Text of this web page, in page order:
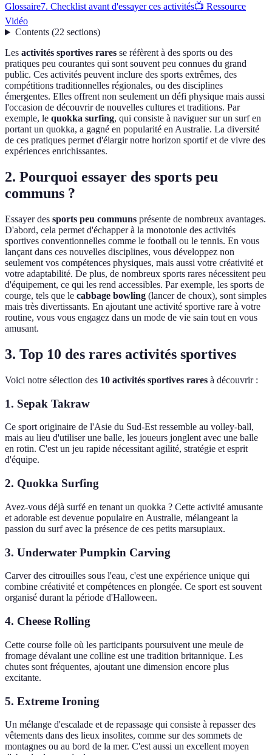
Glossaire7. Checklist avant d'essayer ces activités📺 Ressource
Vidéo
Contents(22 sections)
Les activités sportives rares se réfèrent à des sports ou des
pratiques peu courantes qui sont souvent peu connues du grand
public. Ces activités peuvent inclure des sports extrêmes, des
compétitions traditionnelles régionales, ou des disciplines
émergentes. Elles offrent non seulement un défi physique mais aussi
l'occasion de découvrir de nouvelles cultures et traditions. Par
exemple, le quokka surfing, qui consiste à naviguer sur un surf en
portant un quokka, a gagné en popularité en Australie. La diversité
de ces pratiques permet d'élargir notre horizon sportif et de vivre des
expériences enrichissantes.
2. Pourquoi essayer des sports peu
communs ?
Essayer des sports peu communs présente de nombreux avantages.
D'abord, cela permet d'échapper à la monotonie des activités
sportives conventionnelles comme le football ou le tennis. En vous
lançant dans ces nouvelles disciplines, vous développez non
seulement vos compétences physiques, mais aussi votre créativité et
votre adaptabilité. De plus, de nombreux sports rares nécessitent peu
d'équipement, ce qui les rend accessibles. Par exemple, les sports de
courge, tels que le cabbage bowling (lancer de choux), sont simples
mais très divertissants. En ajoutant une activité sportive rare à votre
routine, vous vous engagez dans un mode de vie sain tout en vous
amusant.
3. Top 10 des rares activités sportives
Voici notre sélection des 10 activités sportives rares à découvrir :
1. Sepak Takraw
Ce sport originaire de l'Asie du Sud-Est ressemble au volley-ball,
mais au lieu d'utiliser une balle, les joueurs jonglent avec une balle
en rotin. C'est un jeu rapide nécessitant agilité, stratégie et esprit
d'équipe.
2. Quokka Surfing
Avez-vous déjà surfé en tenant un quokka ? Cette activité amusante
et adorable est devenue populaire en Australie, mélangeant la
passion du surf avec la présence de ces petits marsupiaux.
3. Underwater Pumpkin Carving
Carver des citrouilles sous l'eau, c'est une expérience unique qui
combine créativité et compétences en plongée. Ce sport est souvent
organisé durant la période d'Halloween.
4. Cheese Rolling
Cette course folle où les participants poursuivent une meule de
fromage dévalant une colline est une tradition britannique. Les
chutes sont fréquentes, ajoutant une dimension encore plus
excitante.
5. Extreme Ironing
Un mélange d'escalade et de repassage qui consiste à repasser des
vêtements dans des lieux insolites, comme sur des sommets de
montagnes ou au bord de la mer. C'est aussi un excellent moyen